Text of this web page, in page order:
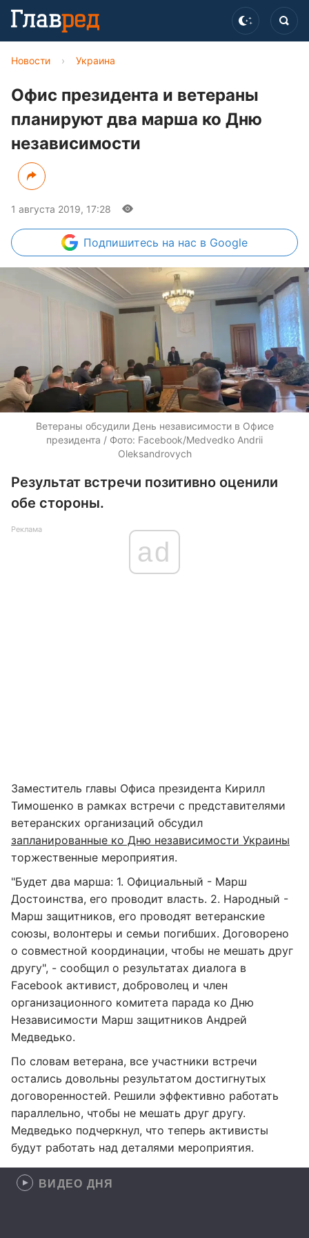
Новости › Украина
Офис президента и ветераны
планируют два марша ко Дню
независимости
1 августа 2019, 17:28
Подпишитесь на нас в Google
Ветераны обсудили День независимости в Офисе
президента / Фото: Facebook/Medvedko Andrii
Oleksandrovych
Результат встречи позитивно оценили
обе стороны.
Реклама
ad
Заместитель главы Офиса президента Кирилл
Тимошенко в рамках встречи с представителями
ветеранских организаций обсудил
запланированные ко Дню независимости Украины
торжественные мероприятия.
"Будет два марша: 1. Официальный - Марш
Достоинства, его проводит власть. 2. Народный -
Марш защитников, его проводят ветеранские
союзы, волонтеры и семьи погибших. Договорено
о совместной координации, чтобы не мешать друг
другу", - сообщил о результатах диалога в
Facebook активист, доброволец и член
организационного комитета парада ко Дню
Независимости Марш защитников Андрей
Медведько.
По словам ветерана, все участники встречи
остались довольны результатом достигнутых
договоренностей. Решили эффективно работать
параллельно, чтобы не мешать друг другу.
Медведько подчеркнул, что теперь активисты
будут работать над деталями мероприятия.
ВИДЕО ДНЯ